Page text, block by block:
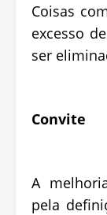
Coisas
excesso
ser
Convite
A
pela